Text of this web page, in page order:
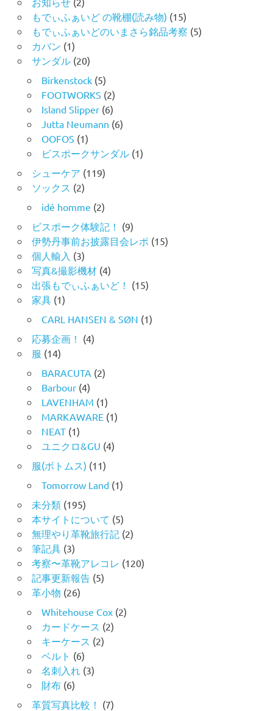
もでぃふぁいど の靴棚(読み物) (15)
もでぃふぁいどのいまさら銘品考察 (5)
カバン (1)
サンダル(20)
Birkenstock(5)
FOOTWORKS (2)
Island Slipper(6)
Jutta Neumann (6)
OOFOS (1)
ビスポークサンダル(1)
シューケア (119)
ソックス (2)
idé homme (2)
ビスポーク体験記！ (9)
伊勢丹事前お披露目会レポ (15)
個人輸入 (3)
写真&撮影機材(4)
出張もでぃふぁいど！ (15)
家具(1)
CARL HANSEN & SØN (1)
応募企画！ (4)
服 (14)
BARACUTA (2)
Barbour(4)
LAVENHAM (1)
MARKAWARE(1)
NEAT(1)
ユニクロ&GU (4)
服(ボトムス) (11)
Tomorrow Land(1)
未分類(195)
本サイトについて (5)
無理やり革靴旅行記 (2)
筆記具(3)
考察〜革靴アレコレ (120)
記事更新報告(5)
革小物 (26)
Whitehouse Cox(2)
カードケース (2)
キーケース (2)
ベルト (6)
名刺入れ (3)
財布(6)
革質写真比較！ (7)